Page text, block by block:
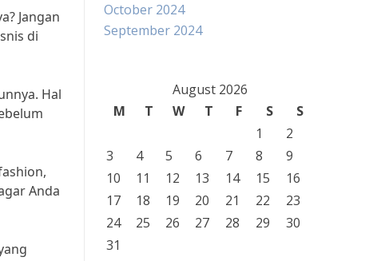
Jangan
di
Hal
Anda
October 2024
September 2024
August 2026
M
T W T F S
S
1
2
3
4 5 6 7 8
9
10
11 12 13 14 15
16
17
18 19 20 21 22
23
24
25 26 27 28 29
30
31